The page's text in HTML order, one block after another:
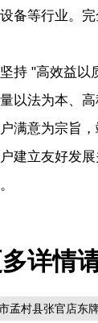
备等行业。
"高效益以
以法为本、
满意为宗旨
建立友好发展
详情
孟村县张官店东